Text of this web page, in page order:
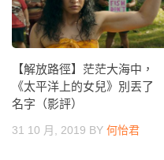
【解放路徑】茫茫大海中，
《太平洋上的女兒》別丟了
名字（影評）
31 10 月, 2019 BY 何怡君